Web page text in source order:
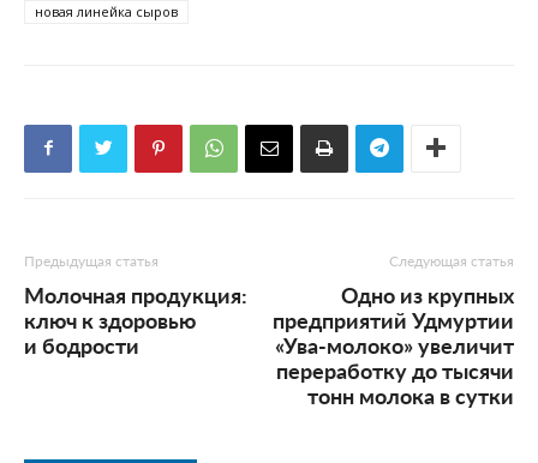
новая линейка сыров
Предыдущая статья
Молочная продукция:
ключ к здоровью
и бодрости
Следующая статья
Одно из крупных
предприятий Удмуртии
«Ува-молоко» увеличит
переработку до тысячи
тонн молока в сутки